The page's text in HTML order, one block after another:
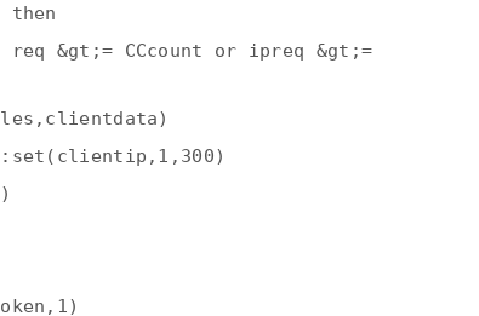
&gt;= CCcount or ipreq &gt;=